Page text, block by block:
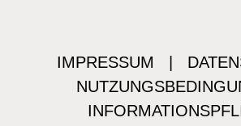
IMPRESSUM